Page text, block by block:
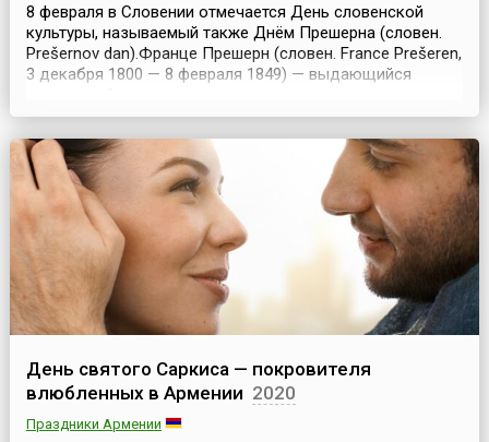
8 февраля в Словении отмечается День словенской
культуры, называемый также Днём Прешерна (словен.
Prešernov dan).Франце Прешерн (словен. France Prešeren,
3 декабря 1800 — 8 февраля 1849) — выдающийся
словенского языка, представитель романтизма, писал
также на немецком языке. Сын фермера и садовода из
деревни Врба, Прешерн вырос на отцовском хут...
День святого Саркиса — покровителя
влюбленных в Армении 2020
Праздники Армении